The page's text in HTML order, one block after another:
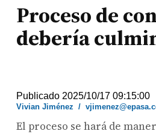
Proceso de
debería
Publicado 2025/10/17 09:15:00
Vivian Jiménez /
El proceso se hará de